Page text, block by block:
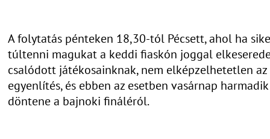
A folytatás pénteken 18,30-tól Pécsett, ahol ha
túltenni magukat a keddi fiaskón joggal
csalódott játékosainknak, nem elképzelhetetlen az
egyenlítés, és ebben az esetben vasárnap
döntene a bajnoki fináléról.